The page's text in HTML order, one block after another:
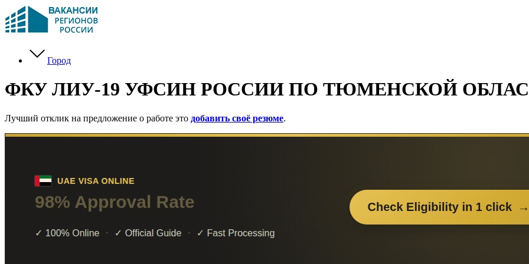
Город
ФКУ ЛИУ-19 УФСИН РОССИИ ПО ТЮМЕНСКОЙ
Лучший отклик на предложение о работе это добавить своё резюме.